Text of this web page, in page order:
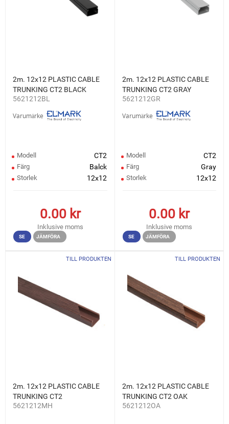
2m. 12x12 PLASTIC CABLE
TRUNKING CT2 BLACK
5621212BL
Varumärke
Modell CT2
Färg Balck
Storlek 12x12
0.00kr
Inklusive moms
SE JÄMFÖRA
2m. 12x12 PLASTIC CABLE
TRUNKING CT2 GRAY
5621212GR
Varumärke
Modell CT2
Färg Gray
Storlek 12x12
0.00 kr
Inklusive moms
SE JÄMFÖRA
TILL PRODUKTEN
2m. 12x12 PLASTIC CABLE
TRUNKING CT2
MAHOGANY
5621212MH
TILL PRODUKTEN
2m. 12x12 PLASTIC CABLE
TRUNKING CT2 OAK
5621212OA